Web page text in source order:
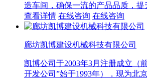
造车间，确保一流的产品品质，提
查看详情 在线咨询 在线咨询
廊坊凯博建设机械科技有限公司
凯博公司于2003年3月注册成立（
开发公司”始于1993年），现为北